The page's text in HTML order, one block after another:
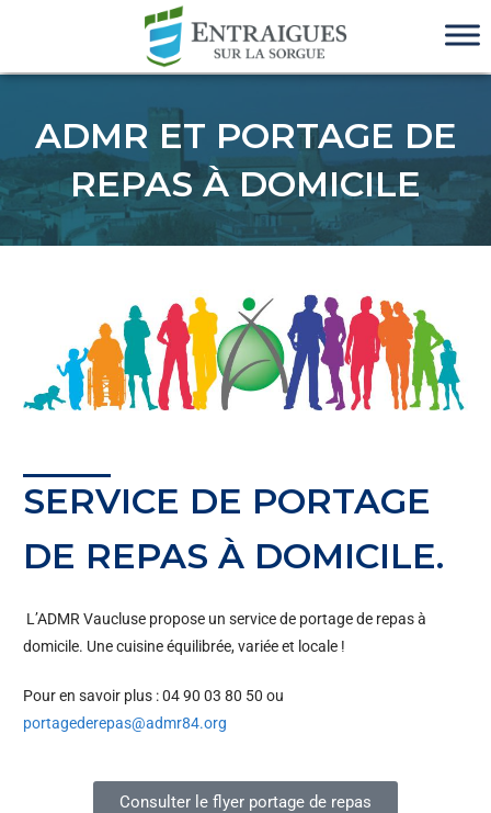
ADMR ET PORTAGE DE
REPAS À DOMICILE
SERVICE DE PORTAGE
DE REPAS À DOMICILE.
L’ADMR Vaucluse propose un service de portage de repas à
domicile. Une cuisine équilibrée, variée et locale !
Pour en savoir plus : 04 90 03 80 50 ou
portagederepas@admr84.org
Consulter le flyer portage de repas